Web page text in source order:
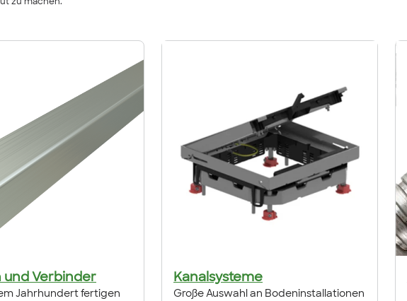
zu machen.
und Verbinder
Jahrhundert fertigen
Kanalsysteme
Große Auswahl an Bodeninstallationen